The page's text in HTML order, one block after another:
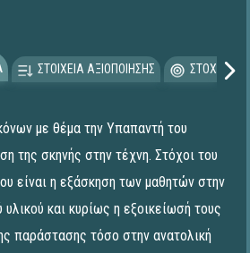
ΣΤΟΙΧΕΙΑ ΑΞΙΟΠΟΙΗΣΗΣ
με θέμα την Υπαπαντή του
της σκηνής στην τέχνη. Στόχοι του
είναι η εξάσκηση των μαθητών στην
και κυρίως η εξοικείωσή τους
παράστασης τόσο στην ανατολική